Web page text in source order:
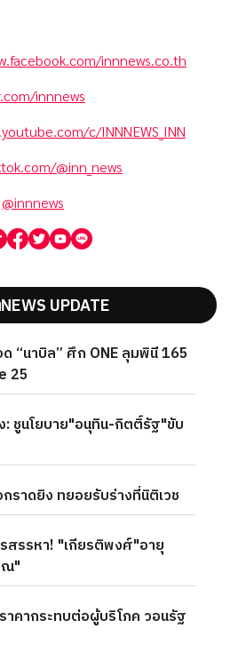
innnews.co.th
innnews
c/INNNEWS_INN
@inn_news
@innnews
NEWS UPDATE
ด “นาบิล” ศึก ONE ลุมพินี 165
25
: ชูนโยบาย"อนุทิน-กิตติ์รัฐ"ขับ
ราดยิง ทยอยรับร่างที่นิติเวช
สรรหา! "เกียรติพงศ์"อายุ
ณ"
าคากระทบต่อผู้บริโภค วอนรัฐ